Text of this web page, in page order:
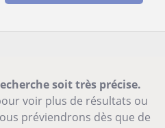
soit très précise.
voir plus de résultats ou
préviendrons dès que de